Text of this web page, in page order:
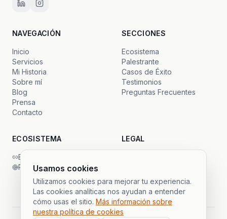
NAVEGACIÓN
Inicio
Servicios
Mi Historia
Sobre mí
Blog
Prensa
Contacto
SECCIONES
Ecosistema
Palestrante
Casos de Éxito
Testimonios
Preguntas Frecuentes
ECOSISTEMA
Backlinks Global
PrimeSDR
LEGAL
Cookies
Usamos cookies
Utilizamos cookies para mejorar tu experiencia.
Las cookies analíticas nos ayudan a entender
cómo usas el sitio. Más información sobre
nuestra política de cookies